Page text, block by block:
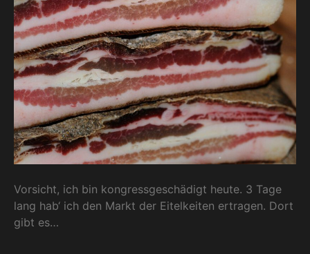
Vorsicht, ich bin kongressgeschädigt heute. 3 Tage
lang hab‘ ich den Markt der Eitelkeiten ertragen. Dort
gibt es…